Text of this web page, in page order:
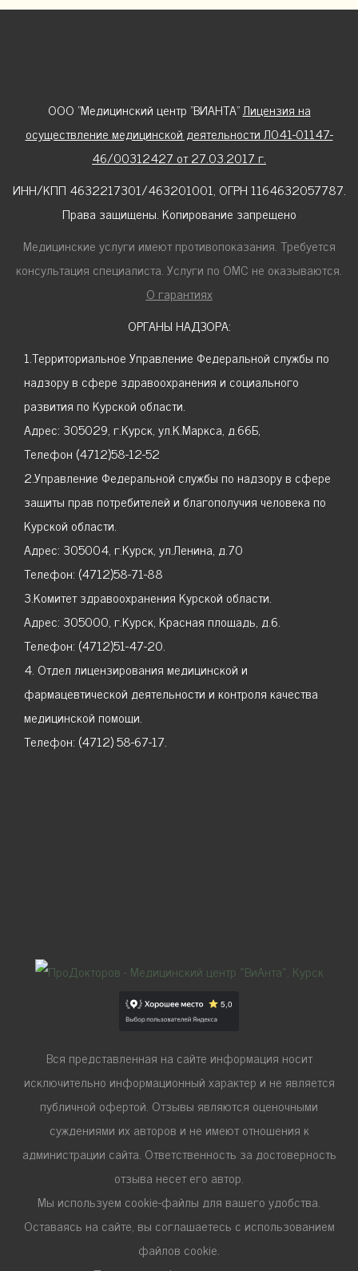
ООО "Медицинский центр "ВИАНТА"Лицензия на
осуществление медицинской деятельности Л041-01147-
46/00312427 от 27.03.2017 г.
ИНН/КПП 4632217301/463201001, ОГРН 1164632057787.
Права защищены. Копирование запрещено
Медицинские услуги имеют противопоказания. Требуется
консультация специалиста. Услуги по ОМС не оказываются.
О гарантиях
ОРГАНЫ НАДЗОРА:
1.Территориальное Управление Федеральной службы по
надзору в сфере здравоохранения и социального
развития по Курской области.
Адрес: 305029, г.Курск, ул.К.Маркса, д.66Б,
Телефон (4712)58-12-52
2.Управление Федеральной службы по надзору в сфере
защиты прав потребителей и благополучия человека по
Курской области.
Адрес: 305004, г.Курск, ул.Ленина, д.70
Телефон: (4712)58-71-88
3.Комитет здравоохранения Курской области.
Адрес: 305000, г.Курск, Красная площадь, д.6.
Телефон: (4712)51-47-20.
4. Отдел лицензирования медицинской и
фармацевтической деятельности и контроля качества
медицинской помощи.
Телефон: (4712) 58-67-17.
Вся представленная на сайте информация носит
исключительно информационный характер и не является
публичной офертой. Отзывы являются оценочными
суждениями их авторов и не имеют отношения к
администрации сайта. Ответственность за достоверность
отзыва несет его автор.
Мы используем cookie-файлы для вашего удобства.
Оставаясь на сайте, вы соглашаетесь с использованием
файлов cookie.